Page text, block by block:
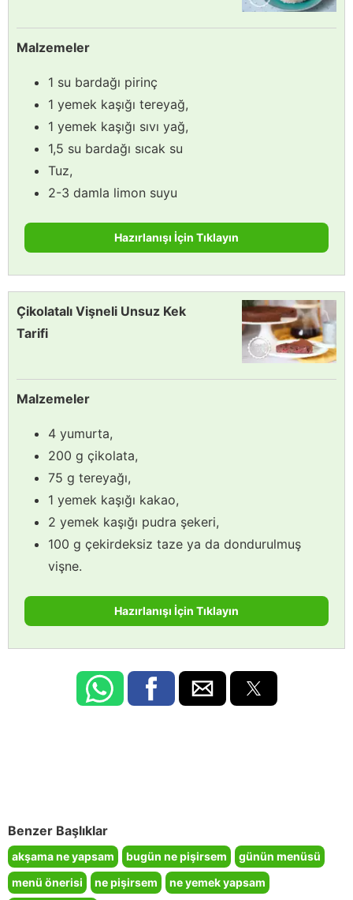
Malzemeler
1 su bardağı pirinç
1 yemek kaşığı tereyağ,
1 yemek kaşığı sıvı yağ,
1,5 su bardağı sıcak su
Tuz,
2-3 damla limon suyu
Hazırlanışı İçin Tıklayın
Çikolatalı Vişneli Unsuz Kek
Tarifi
Malzemeler
4 yumurta,
200 g çikolata,
75 g tereyağı,
1 yemek kaşığı kakao,
2 yemek kaşığı pudra şekeri,
100 g çekirdeksiz taze ya da dondurulmuş
vişne.
Hazırlanışı İçin Tıklayın
Benzer Başlıklar
akşama ne yapsam bugün ne pişirsem
günün menüsü
menü önerisi
ne pişirsem
ne yemek yapsam